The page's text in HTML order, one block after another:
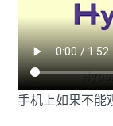
手机上如果不能